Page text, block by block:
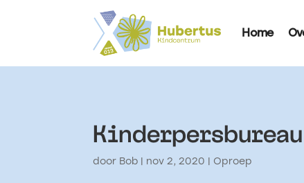
Home
door Bob | nov 2, 2020 | Oproep